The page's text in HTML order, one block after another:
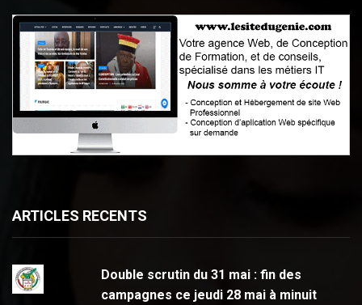
ARTICLES RECENTS
Double scrutin du 31 mai : fin des
campagnes ce jeudi 28 mai à minuit